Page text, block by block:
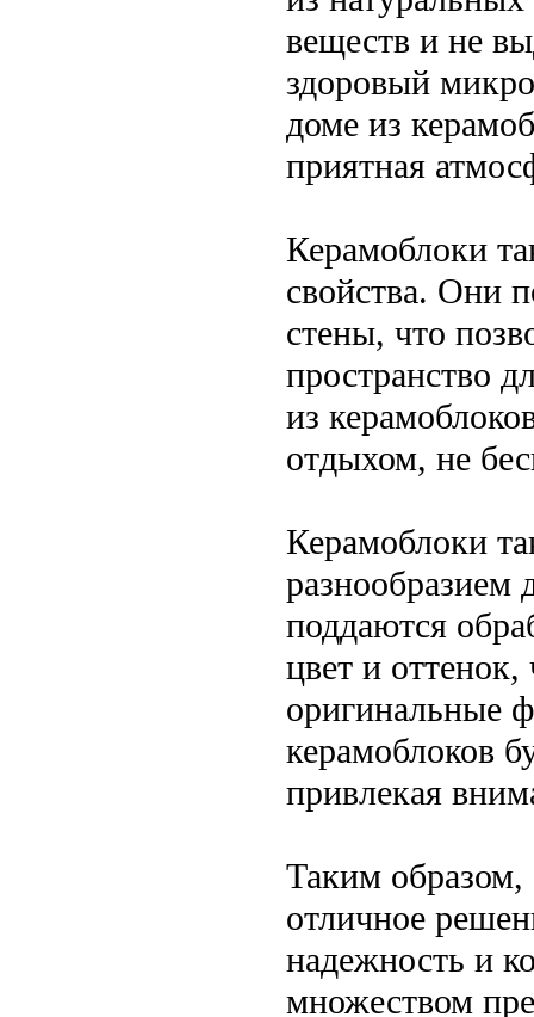
веществ и не
здоровый
доме из
приятная
Керамоблоки
свойства. Они
стены, что
пространство
из
отдыхом, не
Керамоблоки
разнообразием
поддаются
цвет и оттенок,
оригинальные
керамоблоков
привлекая
Таким образом,
отличное
надежность и
множеством